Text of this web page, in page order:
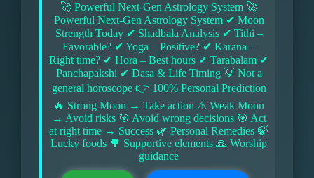
🚀 Powerful Next-Gen Astrology System 🚀
Powerful Next-Gen Astrology System ✔ Moon
Strength Today ✔ Shadbala Analysis ✔ Tithi –
Favorable? ✔ Yoga – Positive? ✔ Karana –
Right time? ✔ Hora – Best hours ✔ Tarabalam ✔
Panchapakshi ✔ Dasa & Life Timing 💡 Not a
general horoscope 👉 100% Personal Prediction
🔥 Strong Moon → Take action ⚠ Weak Moon
→ Avoid risks 🎯 Avoid wrong decisions 🎯 Act
at right time → Success 🌿 Personal Remedies 🍃
Lucky foods 🌳 Supportive elements 🙏 Worship
guidance